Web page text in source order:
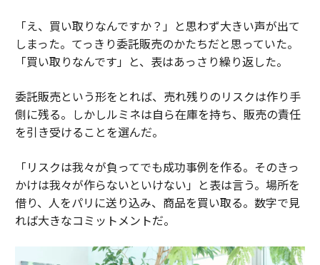
「え、買い取りなんですか？」と思わず大きい声が出て
しまった。てっきり委託販売のかたちだと思っていた。
「買い取りなんです」と、表はあっさり繰り返した。
委託販売という形をとれば、売れ残りのリスクは作り手
側に残る。しかしルミネは自ら在庫を持ち、販売の責任
を引き受けることを選んだ。
「リスクは我々が負ってでも成功事例を作る。そのきっ
かけは我々が作らないといけない」と表は言う。場所を
借り、人をパリに送り込み、商品を買い取る。数字で見
れば大きなコミットメントだ。